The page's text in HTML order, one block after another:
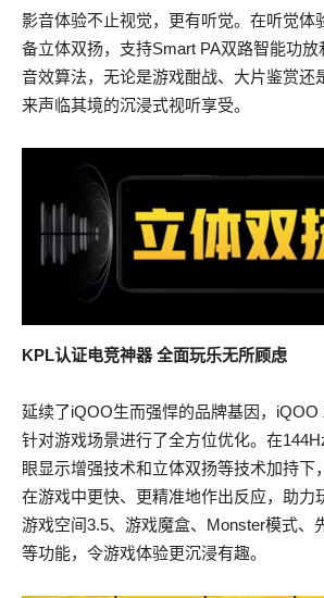
影音体验不止视觉，更有听觉。在听觉体
备立体双扬，支持Smart PA双路智能功放
音效算法，无论是游戏酣战、大片鉴赏还
来声临其境的沉浸式视听享受。
KPL认证电竞神器 全面玩乐无所顾虑
延续了iQOO生而强悍的品牌基因，iQOO
针对游戏场景进行了全方位优化。在
眼显示增强技术和立体双扬等技术加持下
在游戏中更快、更精准地作出反应，助力
游戏空间3.5、游戏魔盒、Monster模式、
等功能，令游戏体验更沉浸有趣。